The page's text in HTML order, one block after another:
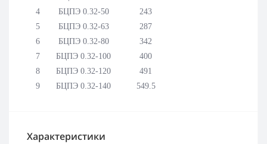
4
БЦПЭ 0.32-50
243
5
БЦПЭ 0.32-63
287
6
БЦПЭ 0.32-80
342
7
БЦПЭ 0.32-100
400
8
БЦПЭ 0.32-120
491
9
БЦПЭ 0.32-140 549.5
Характеристики